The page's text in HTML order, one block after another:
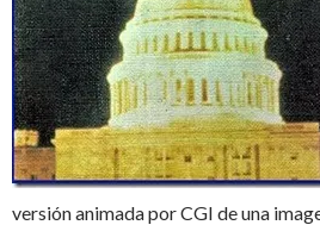
versión animada por CGI de una